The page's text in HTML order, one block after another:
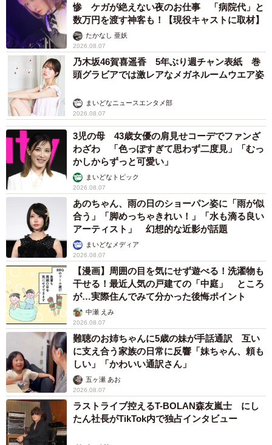
惨 ケガが絶えない夜のお仕事 「病院代」と
数万円を渡す神客も！【現役キャストに取材】
たかなし 亜妖
2026.08.07
乃木坂46賀喜遥香 5年ぶり週チャン表紙 巻
頭グラビアでは激レアなメガネルームウエア姿
まいどなニュースエンタメ部
2026.08.07
3児の母 43歳女優の肩見せコーデでファンざ
わざわ 「色っぽすぎて思わず二度見」「むっ
かしからずっと可愛い」
まいどなトピック
2026.08.07
あのちゃん、雨の日のショーパン姿に「雨が似
合う」「脚めっちゃきれい！」「水も滴る良い
アーティスト」 幻想的な近影が話題
まいどなメディア
2026.08.07
【漫画】周囲の目を気にせず遊べる！洗濯物も
干せる！最近人気の戸建ての「中庭」 ところ
が…実際住んでみて分かった後悔ポイント
中瀬 えみ
2026.08.07
難聴のお姉ちゃんに5歳の妹が手話通訳 互い
に支え合う家族の日常に反響「妹ちゃん、頼も
しい」「かわいい通訳さん」
五ヶ瀬 あお
2026.08.07
ラストライブ控えるT-BOLAN森友嵐士 にし
たん社長がTikTok内で独占インタビュー